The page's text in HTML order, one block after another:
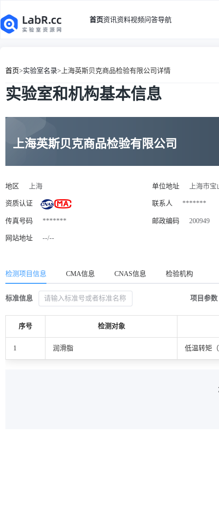
首页资讯资料视频问答导航
首页>实验室名录> 上海英斯贝克商品检验有限公司详情
实验室和机构基本信息
上海英斯贝克商品检验有限公司
地区 上海 单位地址 上海市宝
资质认证 联系人 *******
传真号码 ******* 邮政编码 200949
网站地址 --/--
检测项目信息 CMA信息 CNAS信息 检验机构
标准信息 项目参数
序号 检测对象
1 润滑脂 低温转矩